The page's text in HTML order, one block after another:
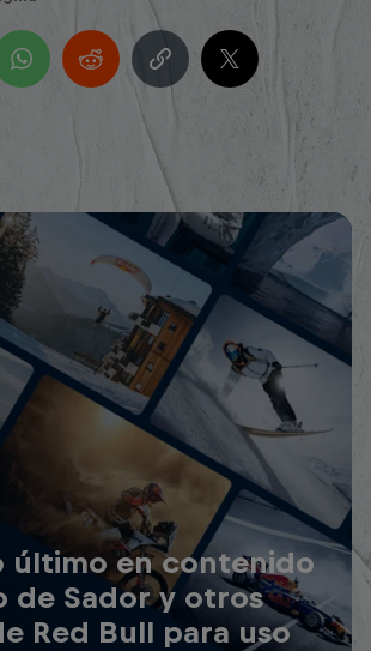
último en contenido
de Sador y otros
Red Bull para uso